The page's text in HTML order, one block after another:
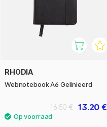
RHODIA
Webnotebook A6 Gelinieerd
13.20 €
16.50 €